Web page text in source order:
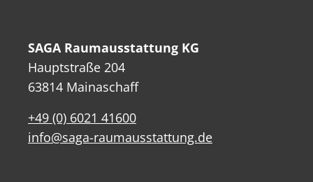
SAGA Raumausstattung KG
Hauptstraße 204
63814 Mainaschaff
+49 (0) 6021 41600
info@saga-raumausstattung.de